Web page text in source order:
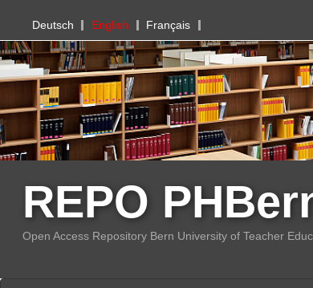
PHBern
Deutsch English Français
REPO
Open Access Repository Bern University of Teacher